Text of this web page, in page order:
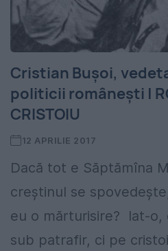
Cristian Bușoi,
politicii românești |
CRISTOIU
12 APRILIE 2017
Dacă tot e Săptămîna
creştinul se
eu o mărturisire? Iat-o,
sub patrafir, ci pe